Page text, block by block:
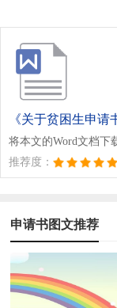
《关于贫困生申请
将本文的Word文档下
推荐度：
申请书图文推荐